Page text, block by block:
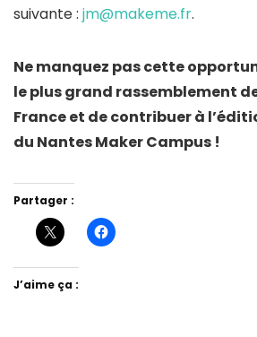
suivante : jm@makeme.fr.
Ne manquez pas cette
le plus grand rassemblement
France et de contribuer à
du Nantes Maker Campus !
Partager :
J’aime ça :